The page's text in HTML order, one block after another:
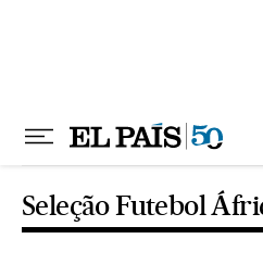
Seleção Futebol